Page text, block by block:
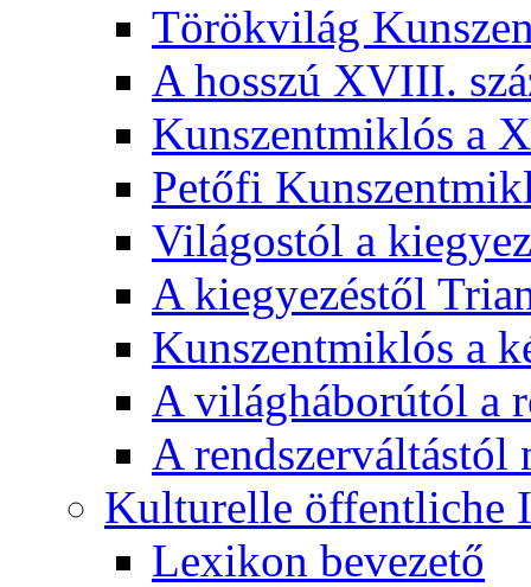
Törökvilág
A hosszú XVIII.
Kunszentmiklós a
Petőfi
Világostól a
A kiegyezéstől
Kunszentmiklós a
A világháborútól a
A rendszerváltástól
Kulturelle öffentliche
Lexikon bevezető